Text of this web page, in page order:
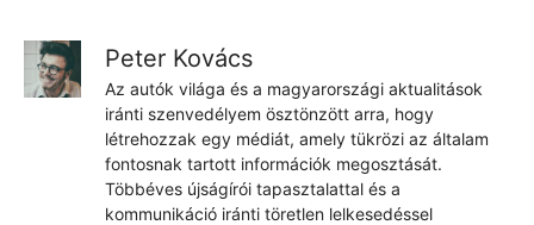
Peter Kovács
Az autók világa és a magyarországi aktualitások
iránti szenvedélyem ösztönzött arra, hogy
létrehozzak egy médiát, amely tükrözi az általam
fontosnak tartott információk megosztását.
Többéves újságírói tapasztalattal és a
kommunikáció iránti töretlen lelkesedéssel